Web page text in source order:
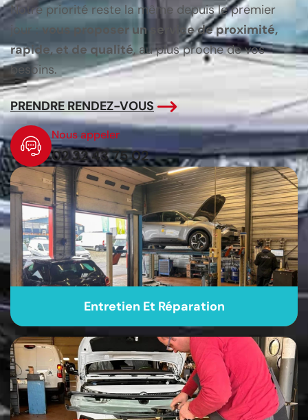
Notre priorité reste la même depuis le premier
jour :vous proposer un service de proximité,
rapide, et de qualité, au plus proche de vos
besoins.
PRENDRE RENDEZ-VOUS
Nous appeler
02 32 43 75 02
Entretien Et Réparation